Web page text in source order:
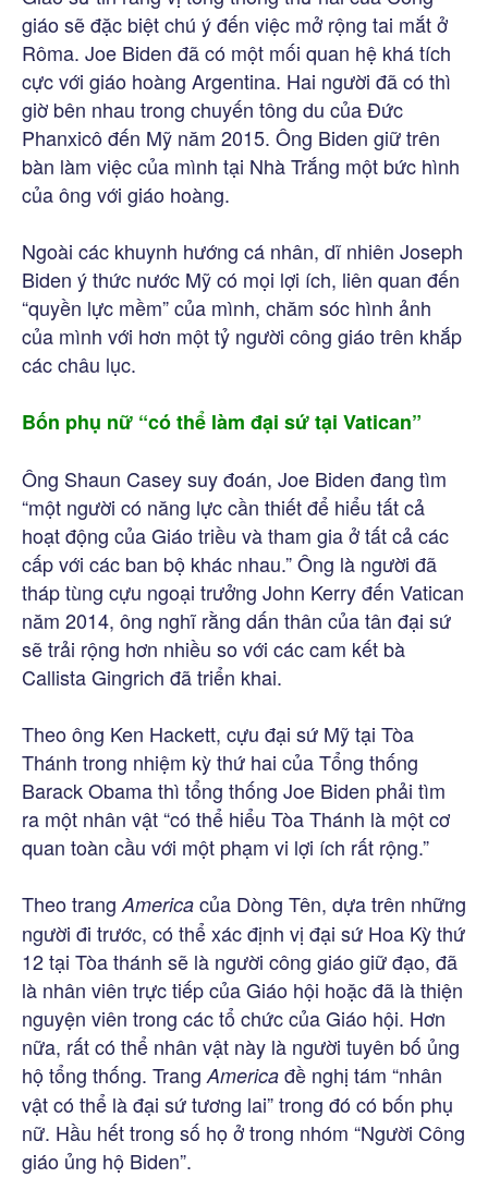
giáo sẽ đặc biệt chú ý đến việc mở rộng tai mắt ở
Rôma. Joe Biden đã có một mối quan hệ khá tích
cực với giáo hoàng Argentina. Hai người đã có thì
giờ bên nhau trong chuyến tông du của Đức
Phanxicô đến Mỹ năm 2015. Ông Biden giữ trên
bàn làm việc của mình tại Nhà Trắng một bức hình
của ông với giáo hoàng.
Ngoài các khuynh hướng cá nhân, dĩ nhiên Joseph
Biden ý thức nước Mỹ có mọi lợi ích, liên quan đến
“quyền lực mềm” của mình, chăm sóc hình ảnh
của mình với hơn một tỷ người công giáo trên khắp
các châu lục.
Bốn phụ nữ “có thể làm đại sứ tại Vatican”
Ông Shaun Casey suy đoán, Joe Biden đang tìm
“một người có năng lực cần thiết để hiểu tất cả
hoạt động của Giáo triều và tham gia ở tất cả các
cấp với các ban bộ khác nhau.” Ông là người đã
tháp tùng cựu ngoại trưởng John Kerry đến Vatican
năm 2014, ông nghĩ rằng dấn thân của tân đại sứ
sẽ trải rộng hơn nhiều so với các cam kết bà
Callista Gingrich đã triển khai.
Theo ông Ken Hackett, cựu đại sứ Mỹ tại Tòa
Thánh trong nhiệm kỳ thứ hai của Tổng thống
Barack Obama thì tổng thống Joe Biden phải tìm
ra một nhân vật “có thể hiểu Tòa Thánh là một cơ
quan toàn cầu với một phạm vi lợi ích rất rộng.”
Theo trang America của Dòng Tên, dựa trên những
người đi trước, có thể xác định vị đại sứ Hoa Kỳ thứ
12 tại Tòa thánh sẽ là người công giáo giữ đạo, đã
là nhân viên trực tiếp của Giáo hội hoặc đã là thiện
nguyện viên trong các tổ chức của Giáo hội. Hơn
nữa, rất có thể nhân vật này là người tuyên bố ủng
hộ tổng thống. Trang America đề nghị tám “nhân
vật có thể là đại sứ tương lai” trong đó có bốn phụ
nữ. Hầu hết trong số họ ở trong nhóm “Người Công
giáo ủng hộ Biden”.